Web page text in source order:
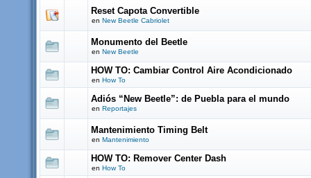
Reset Capota Convertible
en New Beetle Cabriolet
Monumento del Beetle
en New Beetle
HOW TO: Cambiar Control Aire Acondicionado
en How To
Adiós “New Beetle”: de Puebla para el mundo
en Reportajes
Mantenimiento Timing Belt
en Mantenimiento
HOW TO: Remover Center Dash
en How To